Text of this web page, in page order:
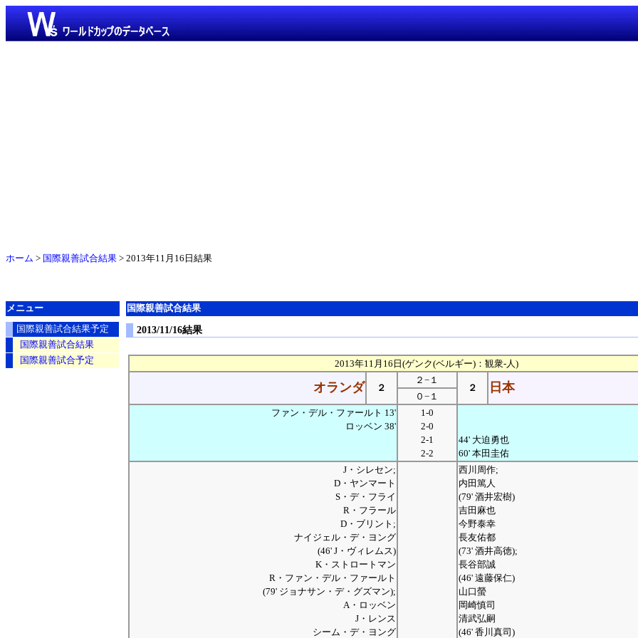
ホーム > 国際親善試合結果 > 2013年11月16日結果
国際親善試合結果
2013/11/16結果
2013年11月16日(ゲンク(ベルギー)：観衆-人)
オランダ ２
２−１
２ 日本
０−１
ファン・デル・ファールト 13'
ロッベン 38'
1-0
2-0
2-1
2-2
44' 大迫勇也
60' 本田圭佑
J・シレセン;
D・ヤンマート
S・デ・フライ
R・フラール
D・ブリント;
ナイジェル・デ・ヨング
(46' J・ヴィレムス)
K・ストロートマン
R・ファン・デル・ファールト
(79' ジョナサン・デ・グズマン);
A・ロッベン
J・レンス
シーム・デ・ヨング
西川周作;
内田篤人
(79' 酒井宏樹)
吉田麻也
今野泰幸
長友佑都
(73' 酒井高徳);
長谷部誠
(46' 遠藤保仁)
山口螢
岡崎慎司
清武弘嗣
(46' 香川真司)
メニュー
国際親善試合結果予定
国際親善試合結果
国際親善試合予定